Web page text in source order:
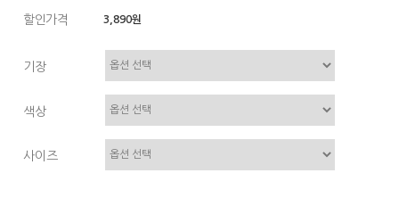
할인가격 3,890원
기장
색상
사이즈